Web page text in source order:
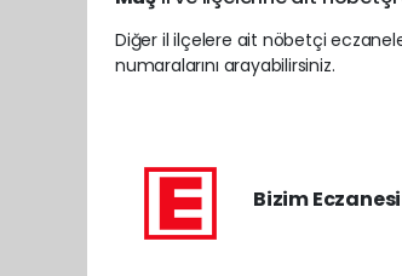
Diğer il ilçelere ait nöbetçi
numaralarını arayabilirsiniz.
Bizim Eczanesi